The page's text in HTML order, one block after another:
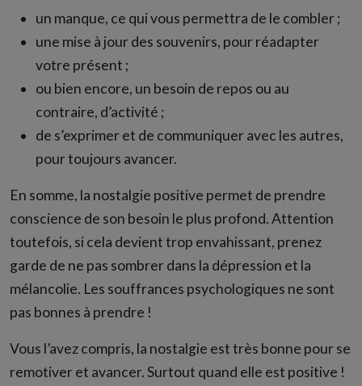
un manque, ce qui vous permettra de le combler ;
une mise à jour des souvenirs, pour réadapter
votre présent ;
ou bien encore, un besoin de repos ou au
contraire, d’activité ;
de s’exprimer et de communiquer avec les autres,
pour toujours avancer.
En somme, la nostalgie positive permet de prendre
conscience de son besoin le plus profond. Attention
toutefois, si cela devient trop envahissant, prenez
garde de ne pas sombrer dans la dépression et la
mélancolie. Les souffrances psychologiques ne sont
pas bonnes à prendre !
Vous l’avez compris, la nostalgie est très bonne pour se
remotiver et avancer. Surtout quand elle est positive !